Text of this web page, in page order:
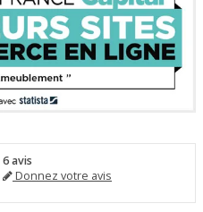
6avis
Donnez votre avis